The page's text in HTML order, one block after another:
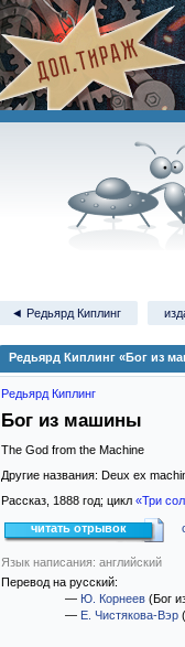
◄ Редьярд Киплинг
Редьярд Киплинг «Бог из
Редьярд Киплинг
Бог из машины
The God from the Machine
Другие названия: Deux ex
Рассказ, 1888 год; цикл «Три
читать отрывок
Язык написания: английский
Перевод на русский:
— Ю. Корнеев (Бог
— Е. Чистякова-Вэр